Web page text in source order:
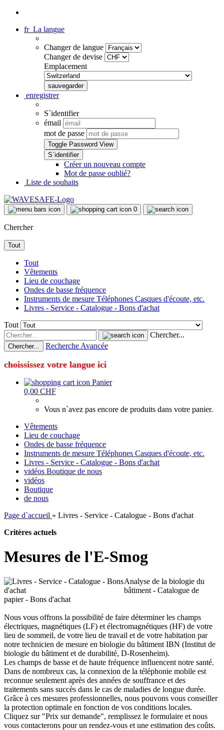
fr La langue
Changer de langue
Changer de devise
Emplacement
enregistrer
S`identifier
émail
mot de passe
Toggle Password View
Créer un nouveau compte
Mot de passe oublié?
Liste de souhaits
0
Chercher
Tout
Tout
Vêtements
Lieu de couchage
Ondes de basse fréquence
Instruments de mesure Téléphones Casques d'écoute, etc.
Livres - Service - Catalogue - Bons d'achat
Tout
Chercher...
Chercher... Recherche Avancée
choississez votre langue ici
Panier
0,00 CHF
Vous n`avez pas encore de produits dans votre panier.
Vêtements
Lieu de couchage
Ondes de basse fréquence
Instruments de mesure Téléphones Casques d'écoute, etc.
Livres - Service - Catalogue - Bons d'achat
vidéos Boutique de nous
vidéos
Boutique
de nous
Page d`accueil » Livres - Service - Catalogue - Bons d'achat
Critères actuels
Mesures de l'E-Smog
Analyse de la biologie du
bâtiment - Catalogue de
papier - Bons d'achat
Nous vous offrons la possibilité de faire déterminer les champs
électriques, magnétiques (LF) et électromagnétiques (HF) de votre
lieu de sommeil, de votre lieu de travail et de votre habitation par
notre technicien de mesure en biologie du bâtiment IBN (Institut de
biologie du bâtiment et de durabilité, D-Rosenheim).
Les champs de basse et de haute fréquence influencent notre santé.
Dans de nombreux cas, la connexion de la téléphonie mobile est
reconnue seulement après des années de souffrance et des
traitements sans succès dans le cas de maladies de longue durée.
Grâce à ces mesures professionnelles, nous pouvons vous conseiller
la protection optimale en fonction de vos conditions locales.
Cliquez sur "Prix sur demande", remplissez le formulaire et nous
vous contacterons pour un rendez-vous et une estimation des coûts.